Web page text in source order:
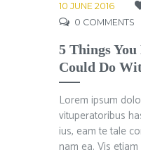
10 JUNE 2016
0 COMMENTS
5 Things
Could Do
Lorem ipsum
vituperatoribus
ius, eam te tale
nam ea. Vis